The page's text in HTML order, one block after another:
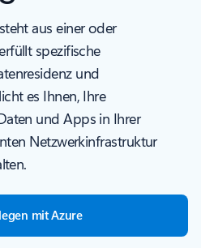
aus einer oder
spezifische
und
es Ihnen, Ihre
und Apps in Ihrer
Netzwerkinfrastruktur
mit Azure